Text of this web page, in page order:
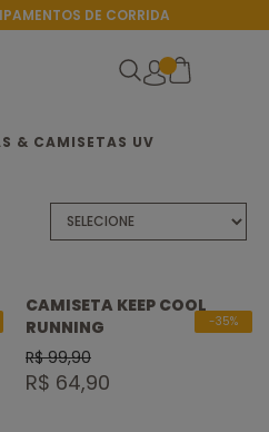
DE CORRIDA
& CAMISETAS UV
CAMISETA KEEP COOL
RUNNING
R$ 99,90
R$ 64,90
-35%